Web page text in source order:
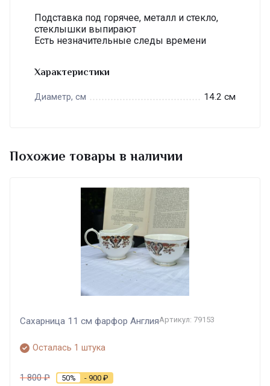
Подставка под горячее, металл и стекло,
стеклышки выпирают
Есть незначительные следы времени
Характеристики
Диаметр, см 14.2 см
Похожие товары в наличии
Сахарница 11 см фарфор АнглияАртикул: 79153
Осталась 1 штука
1 800₽ 50% - 900 ₽